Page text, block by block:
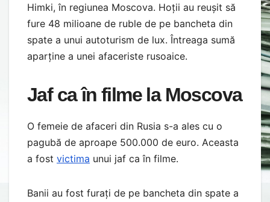
Himki, în regiunea Moscova. Hoții au reușit să
fure 48 milioane de ruble de pe bancheta din
spate a unui autoturism de lux. Întreaga sumă
aparține a unei afaceriste rusoaice.
Jaf ca în filme la Moscova
O femeie de afaceri din Rusia s-a ales cu o
pagubă de aproape 500.000 de euro. Aceasta
a fost victima unui jaf ca în filme.
Banii au fost furați de pe bancheta din spate a